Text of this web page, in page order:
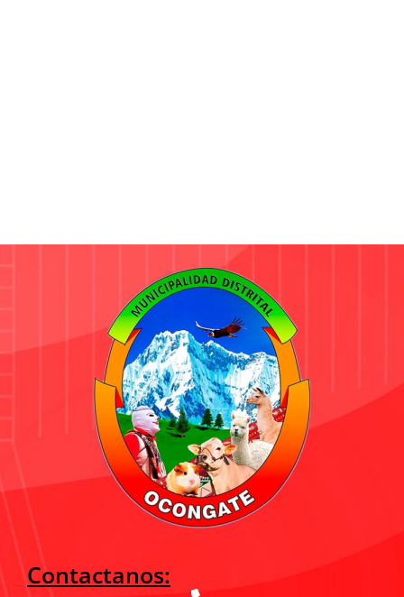
Contactanos: